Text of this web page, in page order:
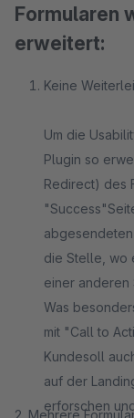
Formularen
erweitert:
Keine
Um die
Plugin so
Redirect) des
die Stelle, wo
einer anderen
Was
mit "Call to
Kundesoll
auf der
erforschen
2. Mehrere